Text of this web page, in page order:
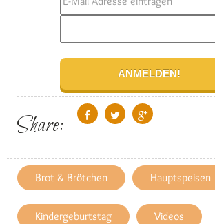
Share:
Brot & Brötchen Hauptspeisen
Kindergeburtstag Videos